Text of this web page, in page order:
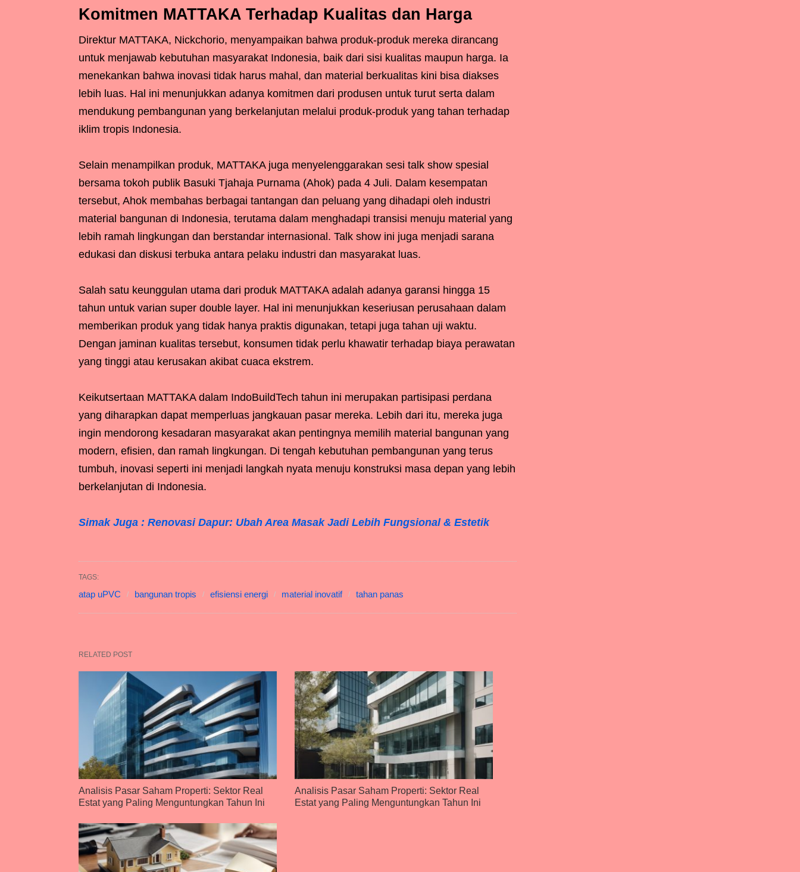
Komitmen MATTAKA Terhadap Kualitas dan Harga
Direktur MATTAKA, Nickchorio, menyampaikan bahwa produk-produk mereka dirancang
untuk menjawab kebutuhan masyarakat Indonesia, baik dari sisi kualitas maupun harga. Ia
menekankan bahwa inovasi tidak harus mahal, dan material berkualitas kini bisa diakses
lebih luas. Hal ini menunjukkan adanya komitmen dari produsen untuk turut serta dalam
mendukung pembangunan yang berkelanjutan melalui produk-produk yang tahan terhadap
iklim tropis Indonesia.
Selain menampilkan produk, MATTAKA juga menyelenggarakan sesi talk show spesial
bersama tokoh publik Basuki Tjahaja Purnama (Ahok) pada 4 Juli. Dalam kesempatan
tersebut, Ahok membahas berbagai tantangan dan peluang yang dihadapi oleh industri
material bangunan di Indonesia, terutama dalam menghadapi transisi menuju material yang
lebih ramah lingkungan dan berstandar internasional. Talk show ini juga menjadi sarana
edukasi dan diskusi terbuka antara pelaku industri dan masyarakat luas.
Salah satu keunggulan utama dari produk MATTAKA adalah adanya garansi hingga 15
tahun untuk varian super double layer. Hal ini menunjukkan keseriusan perusahaan dalam
memberikan produk yang tidak hanya praktis digunakan, tetapi juga tahan uji waktu.
Dengan jaminan kualitas tersebut, konsumen tidak perlu khawatir terhadap biaya perawatan
yang tinggi atau kerusakan akibat cuaca ekstrem.
Keikutsertaan MATTAKA dalam IndoBuildTech tahun ini merupakan partisipasi perdana
yang diharapkan dapat memperluas jangkauan pasar mereka. Lebih dari itu, mereka juga
ingin mendorong kesadaran masyarakat akan pentingnya memilih material bangunan yang
modern, efisien, dan ramah lingkungan. Di tengah kebutuhan pembangunan yang terus
tumbuh, inovasi seperti ini menjadi langkah nyata menuju konstruksi masa depan yang lebih
berkelanjutan di Indonesia.
Simak Juga : Renovasi Dapur: Ubah Area Masak Jadi Lebih Fungsional & Estetik
TAGS:
atap uPVC bangunan tropis efisiensi energi material inovatif tahan panas
RELATED POST
Analisis Pasar Saham Properti: Sektor Real
Estat yang Paling Menguntungkan Tahun Ini
Analisis Pasar Saham Properti: Sektor Real
Estat yang Paling Menguntungkan Tahun Ini